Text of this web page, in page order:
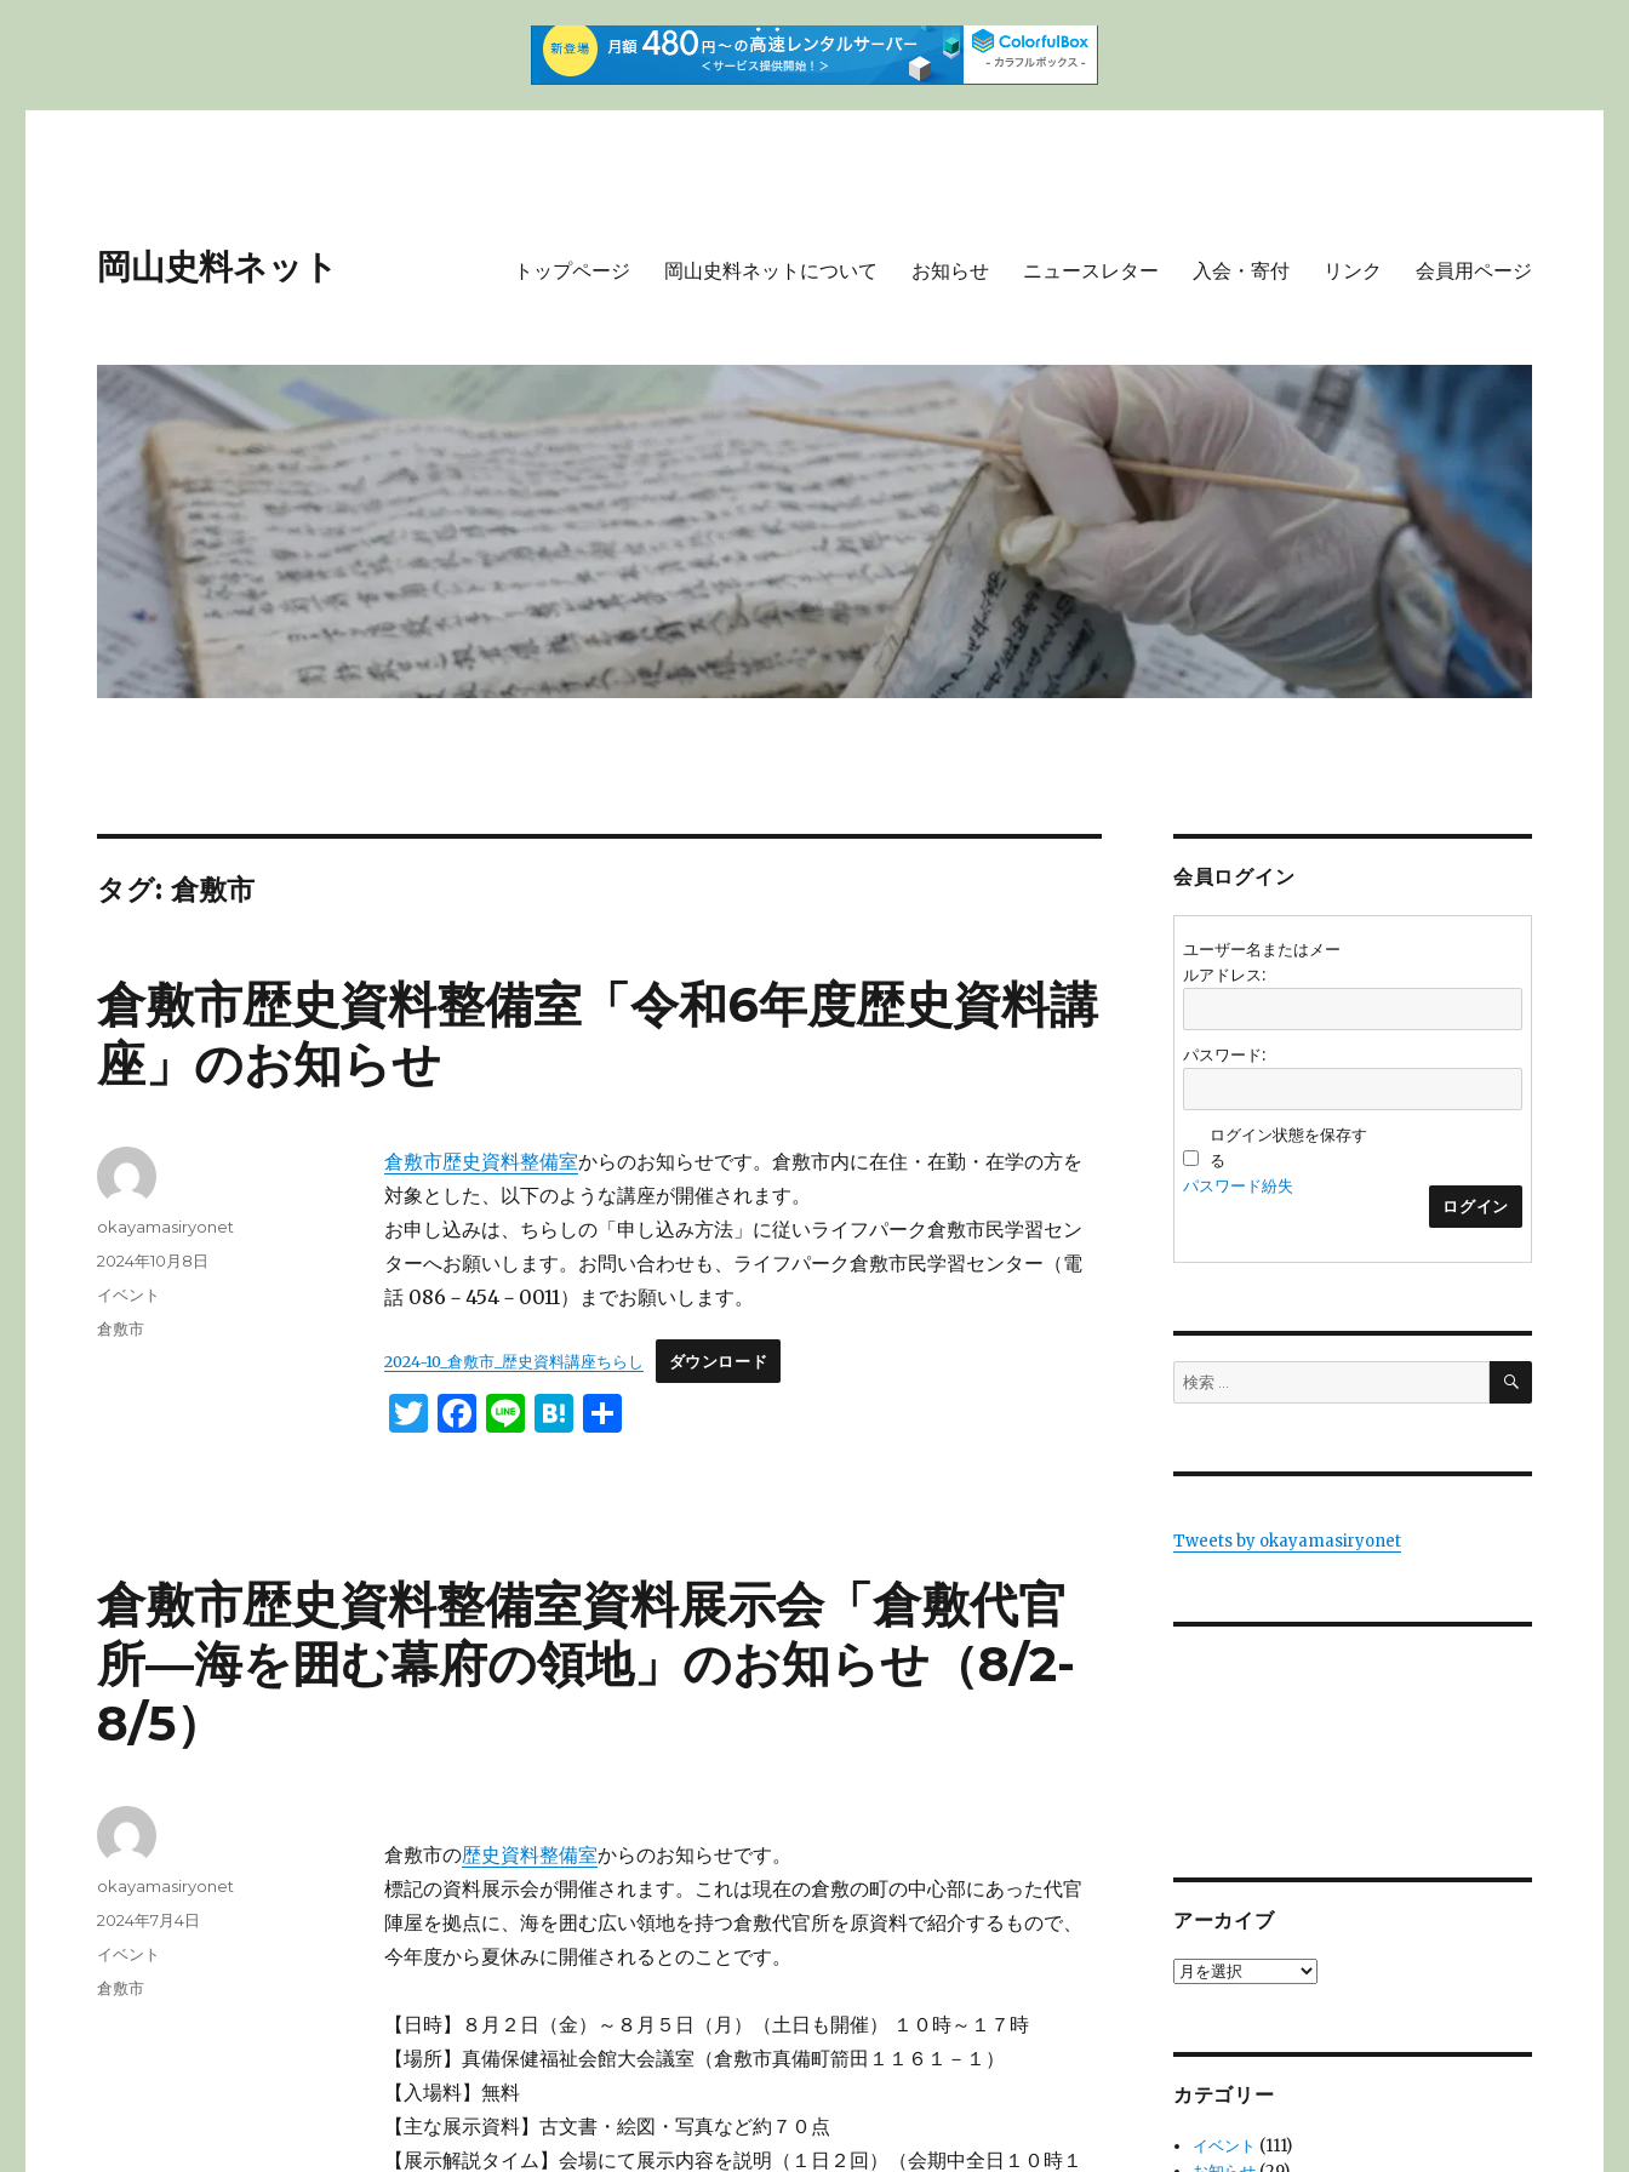
岡山史料ネット トップページ 岡山史料ネットについて お知らせ ニュースレター 入会・寄付 リンク 会員用ページ
タグ:倉敷市
倉敷市歴史資料整備室「令和6年度歴史資料講
座」のお知らせ
倉敷市歴史資料整備室からのお知らせです。倉敷市内に在住・在勤・在学の方を
対象とした、以下のような講座が開催されます。
お申し込みは、ちらしの「申し込み方法」に従いライフパーク倉敷市民学習セン
ターへお願いします。お問い合わせも、ライフパーク倉敷市民学習センター（電
話 086－454－0011）までお願いします。
2024-10_倉敷市_歴史資料講座ちらし ダウンロード
T
r
F
b
o
o
k
Li H
a
共
投
okayamasiryonet
投
稿
2024年10月8日
カ
テ
イベント
タ
倉敷市
倉敷市歴史資料整備室資料展示会「倉敷代官
所―海を囲む幕府の領地」のお知らせ（8/2-
8/5）
倉敷市の歴史資料整備室からのお知らせです。
標記の資料展示会が開催されます。これは現在の倉敷の町の中心部にあった代官
陣屋を拠点に、海を囲む広い領地を持つ倉敷代官所を原資料で紹介するもので、
今年度から夏休みに開催されるとのことです。
【日時】８月２日（金）～８月５日（月）（土日も開催） １０時～１７時
【場所】真備保健福祉会館大会議室（倉敷市真備町箭田１１６１－１）
【入場料】無料
【主な展示資料】古文書・絵図・写真など約７０点
【展示解説タイム】会場にて展示内容を説明（１日２回）（会期中全日１０時１
投
okayamasiryonet
投
稿
2024年7月4日
カ
テ
イベント
タ
倉敷市
会員ログイン
ユーザー名またはメー
ルアドレス:
パスワード:
ログイン状態を保存す
る
ログイン
パスワード紛失
検
索:
検
Tweets by okayamasiryonet
アーカイブ
ア
イ
カテゴリー
イベント (111)